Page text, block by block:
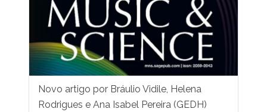
Novo artigo por Bráulio Vidile, Helena
Rodrigues e Ana Isabel Pereira (GEDH)